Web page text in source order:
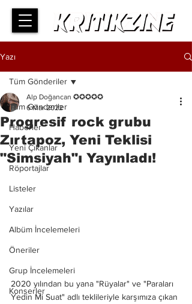
Yazı
Tüm Gönderiler
Haberler
Yeni Çıkanlar
Röportajlar
Listeler
Yazılar
Albüm İncelemeleri
Öneriler
Grup İncelemeleri
Konserler
Tüm Gönderiler
Progresif rock grubu
Zırtapoz, Yeni Teklisi
"Simsiyah"ı Yayınladı!
Alp Doğancan ✪✪✪✪✪
6 Mar 2022
2020 yılından bu yana "Rüyalar" ve "Paraları
Yedin Mi Suat" adlı teklileriyle karşımıza çıkan